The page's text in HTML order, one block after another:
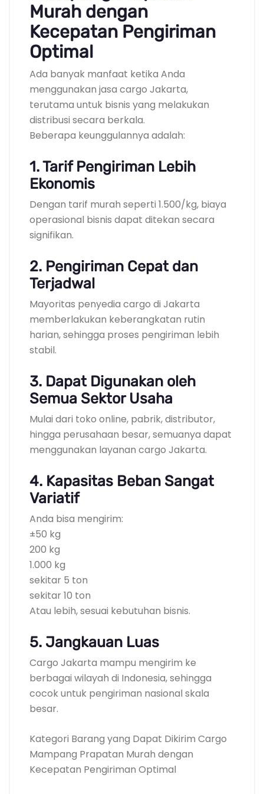
Murah dengan
Kecepatan Pengiriman
Optimal
Ada banyak manfaat ketika Anda
menggunakan jasa cargo Jakarta,
terutama untuk bisnis yang melakukan
distribusi secara berkala.
Beberapa keunggulannya adalah:
1. Tarif Pengiriman Lebih
Ekonomis
Dengan tarif murah seperti 1.500/kg, biaya
operasional bisnis dapat ditekan secara
signifikan.
2. Pengiriman Cepat dan
Terjadwal
Mayoritas penyedia cargo di Jakarta
memberlakukan keberangkatan rutin
harian, sehingga proses pengiriman lebih
stabil.
3. Dapat Digunakan oleh
Semua Sektor Usaha
Mulai dari toko online, pabrik, distributor,
hingga perusahaan besar, semuanya dapat
menggunakan layanan cargo Jakarta.
4. Kapasitas Beban Sangat
Variatif
Anda bisa mengirim:
±50 kg
200 kg
1.000 kg
sekitar 5 ton
sekitar 10 ton
Atau lebih, sesuai kebutuhan bisnis.
5. Jangkauan Luas
Cargo Jakarta mampu mengirim ke
berbagai wilayah di Indonesia, sehingga
cocok untuk pengiriman nasional skala
besar.
Kategori Barang yang Dapat Dikirim Cargo
Mampang Prapatan Murah dengan
Kecepatan Pengiriman Optimal